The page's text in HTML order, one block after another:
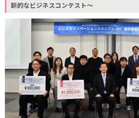
新的なビジネスコンテスト～